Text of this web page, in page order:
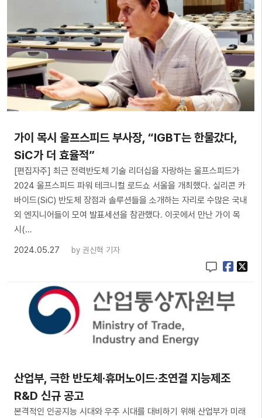
가이 목시 울프스피드 부사장, “IGBT는 한물갔다,
SiC가 더 효율적”
[편집자주] 최근 전력반도체 기술 리더십을 자랑하는 울프스피드가
2024 울프스피드 파워 테크니컬 로드쇼 서울을 개최했다. 실리콘 카
바이드(SiC) 반도체 장점과 솔루션들을 소개하는 자리로 수많은 국내
외 엔지니어들이 모여 발표세션을 참관했다. 이곳에서 만난 가이 목
시(…
2024.05.27
by 권신혁 기자
​산업부, 극한 반도체·휴머노이드·초연결 지능제조
R&D 신규 공고
본격적인 인공지능 시대와 우주 시대를 대비하기 위해 산업부가 미래